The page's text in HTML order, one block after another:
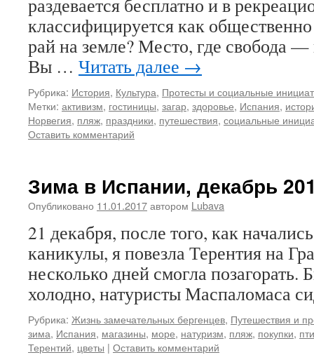
раздевается бесплатно и в
классифицируется как
рай на земле? Место, где свобода —
Вы … Читать далее →
Рубрика: История, Культура, Протесты и социальные
Метки: активизм, гостиницы, загар, здоровье, Испания,
Норвегия, пляж, праздники, путешествия, социальные
Оставить комментарий
Зима в Испании, декабрь
Опубликовано 11.01.2017автором Lubava
21 декабря, после того, как
каникулы, я повезла Терентия на
несколько дней смогла позагорать.
холодно, натуристы Маспаломаса
Рубрика: Жизнь замечательных бергенцев, Путешествия и
зима, Испания, магазины, море, натуризм, пляж, покупки,
Терентий, цветы | Оставить комментарий